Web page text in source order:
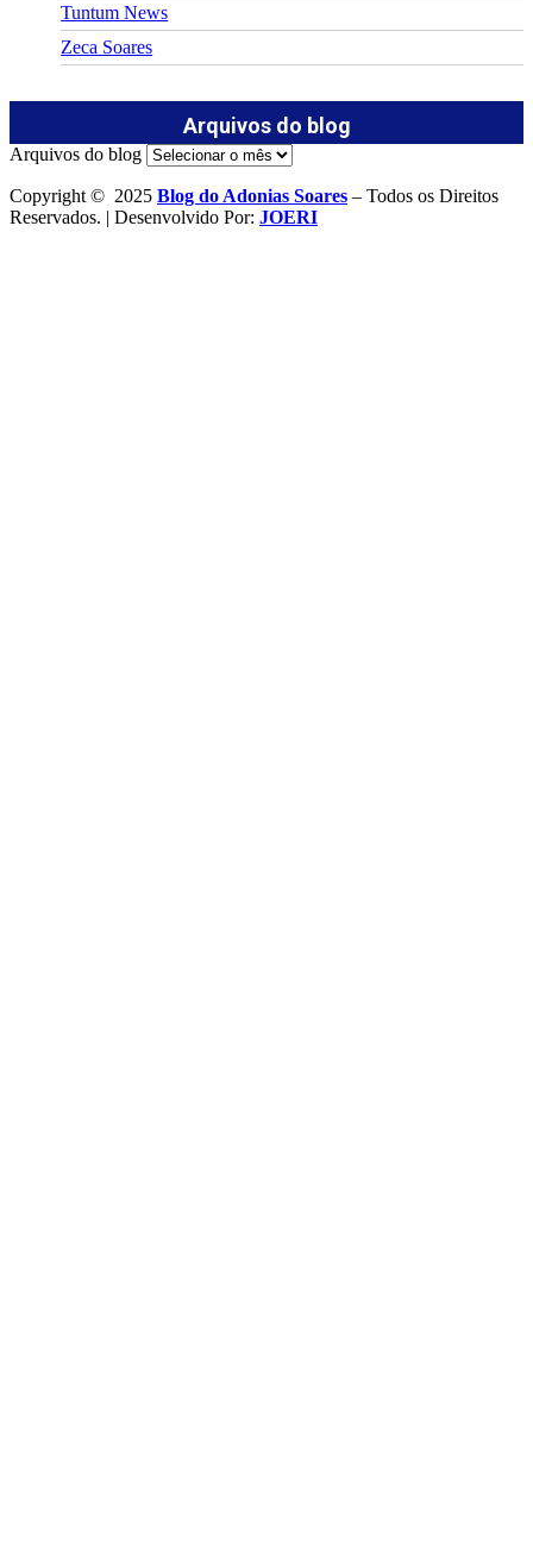
Tuntum News
Zeca Soares
Arquivos do blog
Arquivos do blog
Copyright © 2025 Blog do Adonias Soares – Todos os Direitos
Reservados. | Desenvolvido Por: JOERI